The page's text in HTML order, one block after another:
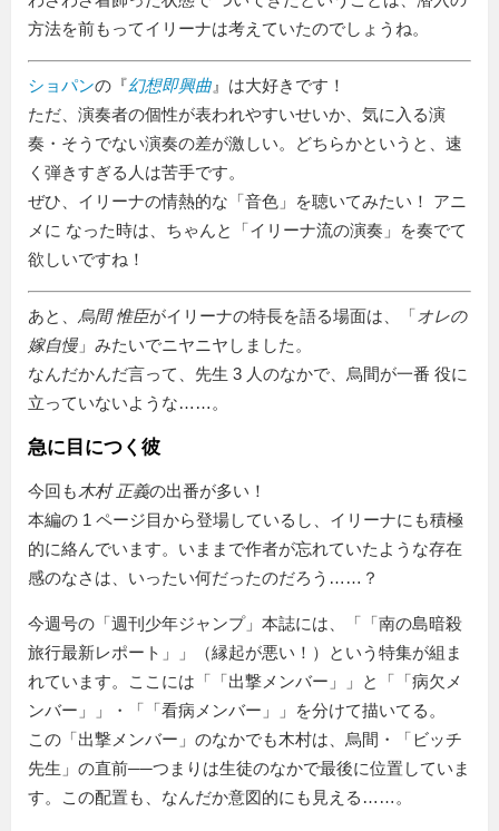
方法を前もってイリーナは考えていたのでしょうね。
ショパンの『幻想即興曲 』は大好きです！
ただ、演奏者の個性が表われやすいせいか、気に入る演
奏・そうでない演奏の差が激しい。どちらかというと、速
く弾きすぎる人は苦手です。
ぜひ、イリーナの情熱的な
音色
を聴いてみたい！ アニ
メに なった時は、ちゃんと「イリーナ流の演奏」を奏でて
欲しいですね！
あと、 烏間 惟臣がイリーナの特長を語る場面は、「オレの
嫁自慢 」みたいでニヤニヤしました。
なんだかんだ言って、先生 3 人のなかで、烏間が一番 役に
立っていないような……。
急に目につく彼
今回も木村 正義の出番が多い！
本編の 1 ページ目から登場しているし、イリーナにも積極
的に絡んでいます。いままで作者が忘れていたような存在
感のなさは、いったい何だったのだろう……？
今週号の「週刊少年ジャンプ」本誌には、「
南の島暗殺
旅行最新レポート
」（縁起が悪い！）という特集が組ま
れています。ここには「
出撃メンバー 」と「
病欠メ
ンバー
」・「 看病メンバー
」を分けて描いてる。
この「出撃メンバー」のなかでも木村は、烏間・
ビッチ
先生
の直前──つまりは生徒のなかで最後に位置していま
す。この配置も、なんだか意図的にも見える……。